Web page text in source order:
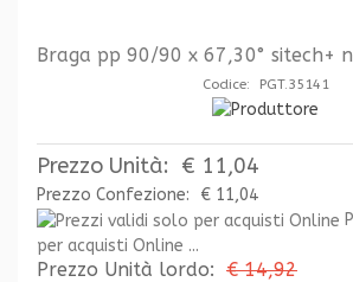
Braga pp 90/90 x 67,30° sitech+
Codice: PGT.35141
Prezzo Unità: € 11,04
Prezzo Confezione:
€ 11,04
per acquisti Online ...
Prezzo Unità lordo: € 14,92